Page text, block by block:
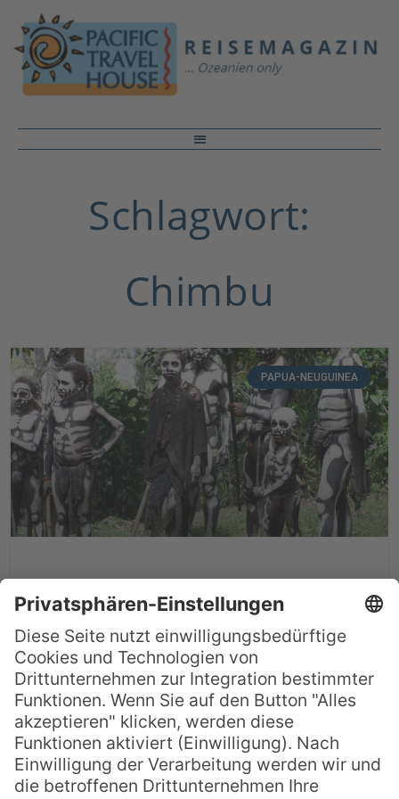
Schlagwort:
Chimbu
PAPUA-NEUGUINEA
Die Skeleton Men in Papua-
Neuguinea
Papua-Neuguinea ist eines der wenigen
Länder auf der Welt, in dem es noch
immer zahlreiche indigene Stämme gibt,
die so wenig Kontakt mit der sogenannten
„Zivilisation“ haben, dass sie ihre